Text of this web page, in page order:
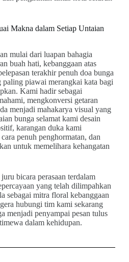
Makna dalam Setiap Untaian
mulai dari luapan bahagia
buah hati, kebanggaan atas
terakhir penuh doa bunga
piawai merangkai kata bagi
Kami hadir sebagai
mengkonversi getaran
menjadi mahakarya visual yang
bunga selamat kami desain
karangan duka kami
penuh penghormatan, dan
untuk memelihara kehangatan
bicara perasaan terdalam
yang telah dilimpahkan
sebagai mitra floral kebanggaan
hubungi tim kami sekarang
menjadi penyampai pesan tulus
dalam kehidupan.